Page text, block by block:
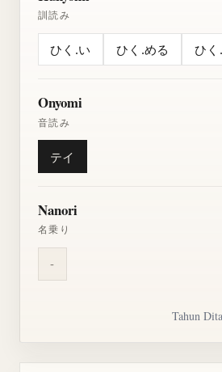
訓読み
ひく.い ひく.める ひく
Onyomi
音読み
テイ
Nanori
名乗り
-
Tahun